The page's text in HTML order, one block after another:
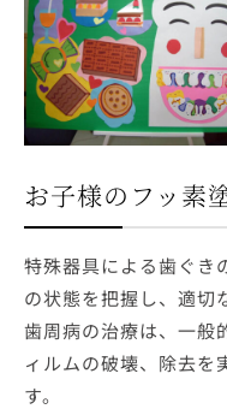
お子様のフッ素
特殊器具による歯ぐき
の状態を把握し、適切
歯周病の治療は、一般
ィルムの破壊、除去を
す。